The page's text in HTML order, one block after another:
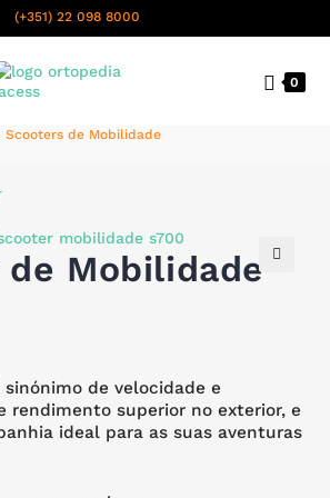
(+351) 22 098 8000
0
Scooters de Mobilidade
Mobilidade
sinónimo de velocidade e
rendimento superior no exterior, e
ideal para as suas aventuras